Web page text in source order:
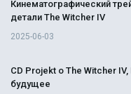
Кинематографический
детали The Witcher IV
2025-06-03
CD Projekt о The Witcher
будущее